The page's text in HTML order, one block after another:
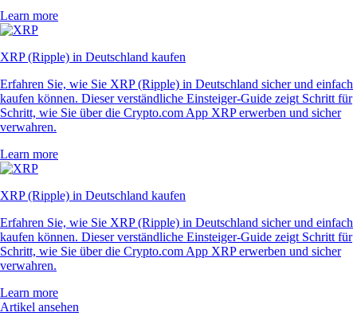
Learn more
XRP (Ripple) in Deutschland kaufen
Erfahren Sie, wie Sie XRP (Ripple) in Deutschland sicher und einfach
kaufen können. Dieser verständliche Einsteiger-Guide zeigt Schritt für
Schritt, wie Sie über die Crypto.com App XRP erwerben und sicher
verwahren.
Learn more
XRP (Ripple) in Deutschland kaufen
Erfahren Sie, wie Sie XRP (Ripple) in Deutschland sicher und einfach
kaufen können. Dieser verständliche Einsteiger-Guide zeigt Schritt für
Schritt, wie Sie über die Crypto.com App XRP erwerben und sicher
verwahren.
Learn more
Artikel ansehen